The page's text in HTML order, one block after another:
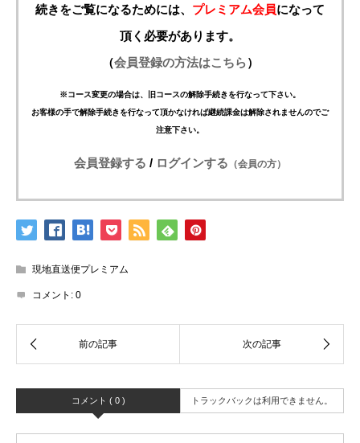
続きをご覧になるためには、 プレミアム会員になって
頂く必要があります。
（会員登録の方法はこちら）
※コース変更の場合は、旧コースの解除手続きを行なって下さい。
お客様の手で解除手続きを行なって頂かなければ継続課金は解除されませんのでご
注意下さい。
会員登録する / ログインする （会員の方）
現地直送便プレミアム
コメント: 0
コメント ( 0 ) トラックバックは利用できません。